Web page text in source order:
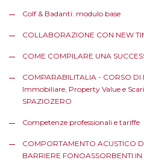
Colf & Badanti: modulo base
COLLABORAZIONE CON NEW
COME COMPILARE UNA
COMPARABILITALIA - CORSO
Immobiliare, Property Value e
SPAZIOZERO
Competenze professionali e tariffe
COMPORTAMENTO ACUSTICO
BARRIERE FONOASSORBENTI